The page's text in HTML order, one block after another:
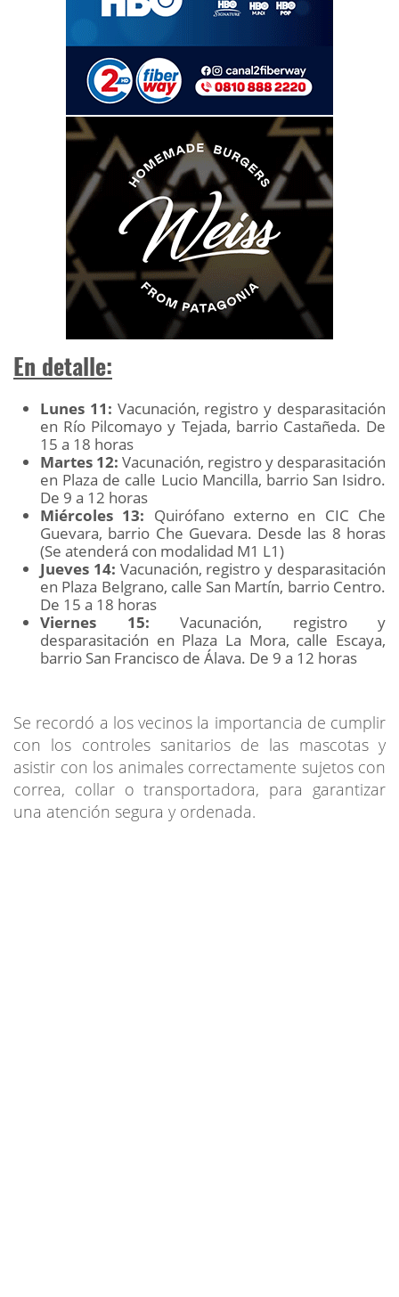
En detalle:
Lunes 11: Vacunación, registro y desparasitación
en Río Pilcomayo y Tejada, barrio Castañeda. De
15 a 18 horas
Martes 12: Vacunación, registro y desparasitación
en Plaza de calle Lucio Mancilla, barrio San Isidro.
De 9 a 12 horas
Miércoles 13: Quirófano externo en CIC Che
Guevara, barrio Che Guevara. Desde las 8 horas
(Se atenderá con modalidad M1 L1)
Jueves 14: Vacunación, registro y desparasitación
en Plaza Belgrano, calle San Martín, barrio Centro.
De 15 a 18 horas
Viernes 15: Vacunación, registro y
desparasitación en Plaza La Mora, calle Escaya,
barrio San Francisco de Álava. De 9 a 12 horas
Se recordó a los vecinos la importancia de cumplir
con los controles sanitarios de las mascotas y
asistir con los animales correctamente sujetos con
correa, collar o transportadora, para garantizar
una atención segura y ordenada.